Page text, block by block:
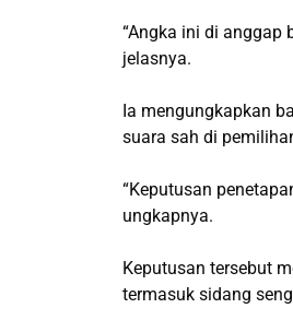
“Angka ini di anggap
jelasnya.
Ia mengungkapkan
suara sah di
“Keputusan
ungkapnya.
Keputusan tersebut
termasuk sidang